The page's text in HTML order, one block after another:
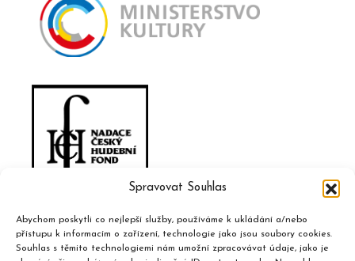
Spravovat Souhlas
Abychom poskytli co nejlepší služby, používáme k ukládání a/nebo
přístupu k informacím o zařízení, technologie jako jsou soubory cookies.
Souhlas s těmito technologiemi nám umožní zpracovávat údaje, jako je